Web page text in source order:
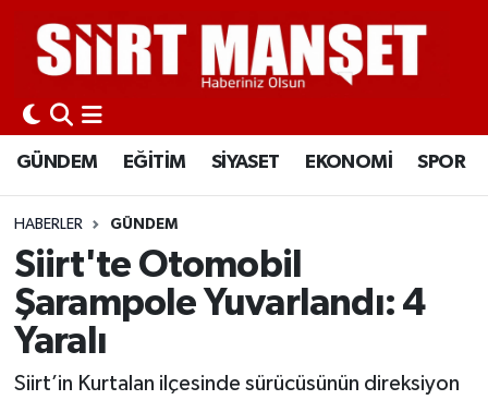
GÜNDEM EĞİTİM SİYASET EKONOMİ SPOR
HABERLER GÜNDEM
Siirt'te Otomobil
Şarampole Yuvarlandı: 4
Yaralı
Siirt’in Kurtalan ilçesinde sürücüsünün direksiyon
GÜNDEM
EĞİTİM
SİYASET
EKONOMİ
SPOR
Siirt Nöbetçi Eczaneler
Siirt Hava Durumu
Siirt Namaz Vakitleri
Siirt Trafik Yoğunluk Haritası
Süper Lig Puan Durumu ve Fikstür